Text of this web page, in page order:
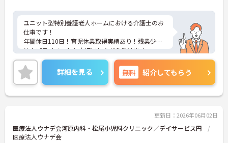
ユニット型特別養護老人ホームにおける介護士のお
仕事です！
年間休日110日！育児休業取得実績あり！残業少な
め！プライベートも大切にしながら働けます。
正規職員への登用制度あり！正規職員になれば昇
給・賞与・退職金なども適用されます。
ご興味ある方には、面接対策ポイントなど、さらに
詳細をお話しいたしますのでお気軽にご相談くださ
い。
詳細を見る 無料 紹介してもらう
更新日：2026年06月02日
医療法人ウナデ会河原内科・松尾小児科クリニック／デイサービス円
医療法人ウナデ会